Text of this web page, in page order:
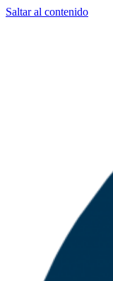
Saltar al contenido